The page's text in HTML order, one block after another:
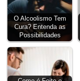
O Alcoolismo Tem
Cura? Entenda as
Possibilidades